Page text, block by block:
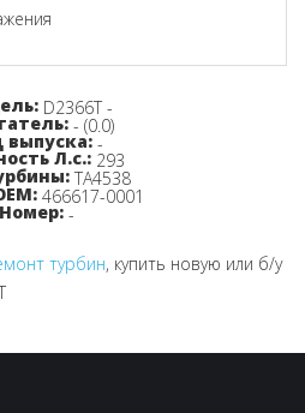
цену!
D2366T -
- (0.0)
выпуска: -
Л.с.: 293
TA4538
466617-0001
Номер: -
турбин, купить новую или б/у